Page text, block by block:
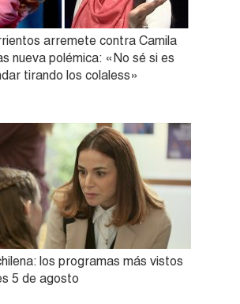
arremete contra Camila
nueva polémica: «No sé si es
tirando los colaless»
los programas más vistos
5 de agosto